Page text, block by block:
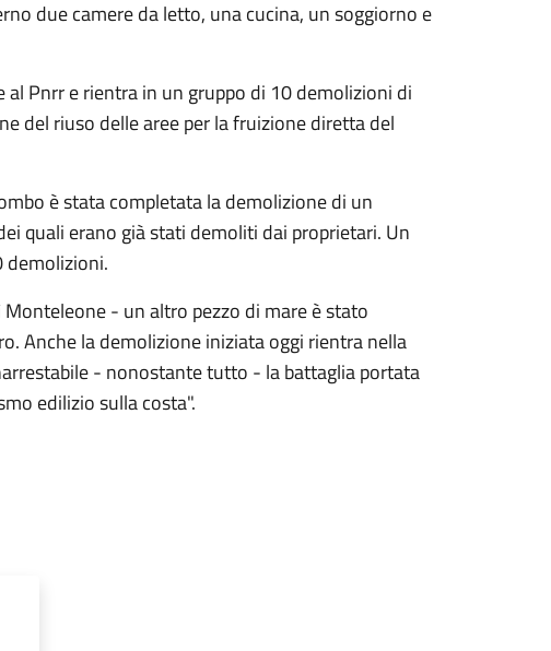
due camere da letto, una cucina, un soggiorno e
Pnrr e rientra in un gruppo di 10 demolizioni di
del riuso delle aree per la fruizione diretta del
è stata completata la demolizione di un
quali erano già stati demoliti dai proprietari. Un
demolizioni.
- un altro pezzo di mare è stato
Anche la demolizione iniziata oggi rientra nella
- nonostante tutto - la battaglia portata
edilizio sulla costa".